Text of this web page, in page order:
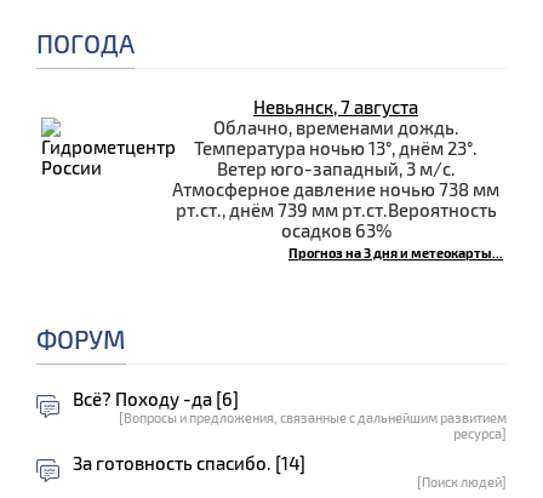
ПОГОДА
Невьянск, 7 августа
Облачно, временами дождь.
Температура ночью 13°, днём 23°.
Ветер юго-западный, 3 м/с.
Атмосферное давление ночью 738 мм
рт.ст., днём 739 мм рт.ст.Вероятность
осадков 63%
Прогноз на 3 дня и метеокарты...
ФОРУМ
Всё? Походу -да [6]
[Вопросы и предложения, связанные с дальнейшим развитием
ресурса]
За готовность спасибо. [14]
[Поиск людей]